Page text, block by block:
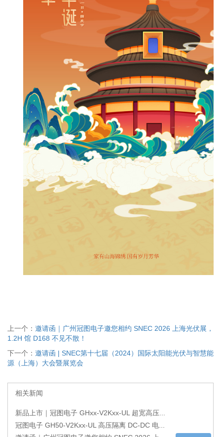
上一个： 邀请函｜广州冠图电子邀您相约 SNEC 2026 上海光伏展，
1.2H 馆 D168 不见不散！
下一个： 邀请函 | SNEC第十七届（2024）国际太阳能光伏与智慧能
源（上海）大会暨展览会
相关新闻
新品上市｜冠图电子 GHxx-V2Kxx-UL 超宽高压...
冠图电子 GH50-V2Kxx-UL 高压隔离 DC-DC 电...